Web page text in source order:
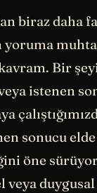
biraz daha
yoruma
Bir
istenen
sonucu
öne
veya